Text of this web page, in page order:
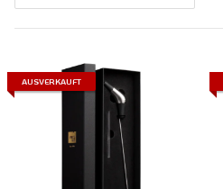
AUSVERKAUFT